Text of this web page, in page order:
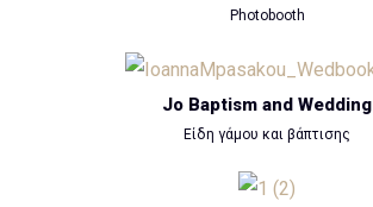
Photobooth
Jo Baptism and Wedding
Είδη γάμου και βάπτισης